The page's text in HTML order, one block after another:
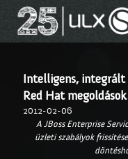
Intelligens,
Red Hat
2012-02-06
A JBoss Enterprise
üzleti szabályok